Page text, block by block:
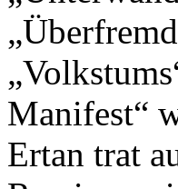
Manifest“
Ertan trat